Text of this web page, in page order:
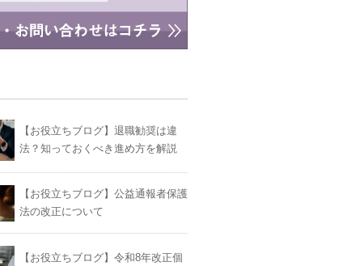
【お役立ちブログ】退職勧奨は違
法？知っておくべき進め方を解説
【お役立ちブログ】公益通報者保護
法の改正について
【お役立ちブログ】令和8年改正個